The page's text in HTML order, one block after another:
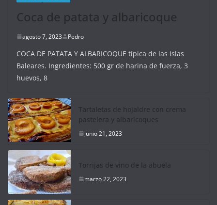
Coca de patata y albaricoque
agosto 7, 2023 Pedro
COCA DE PATATA Y ALBARICOQUE típica de las Islas
Baleares. Ingredientes: 500 gr de harina de fuerza, 3
huevos, 8
Tartaletas de hojaldre con crema
pastelera y albaricoques
junio 21, 2023
Torrijas de vino de la abuela
marzo 22, 2023